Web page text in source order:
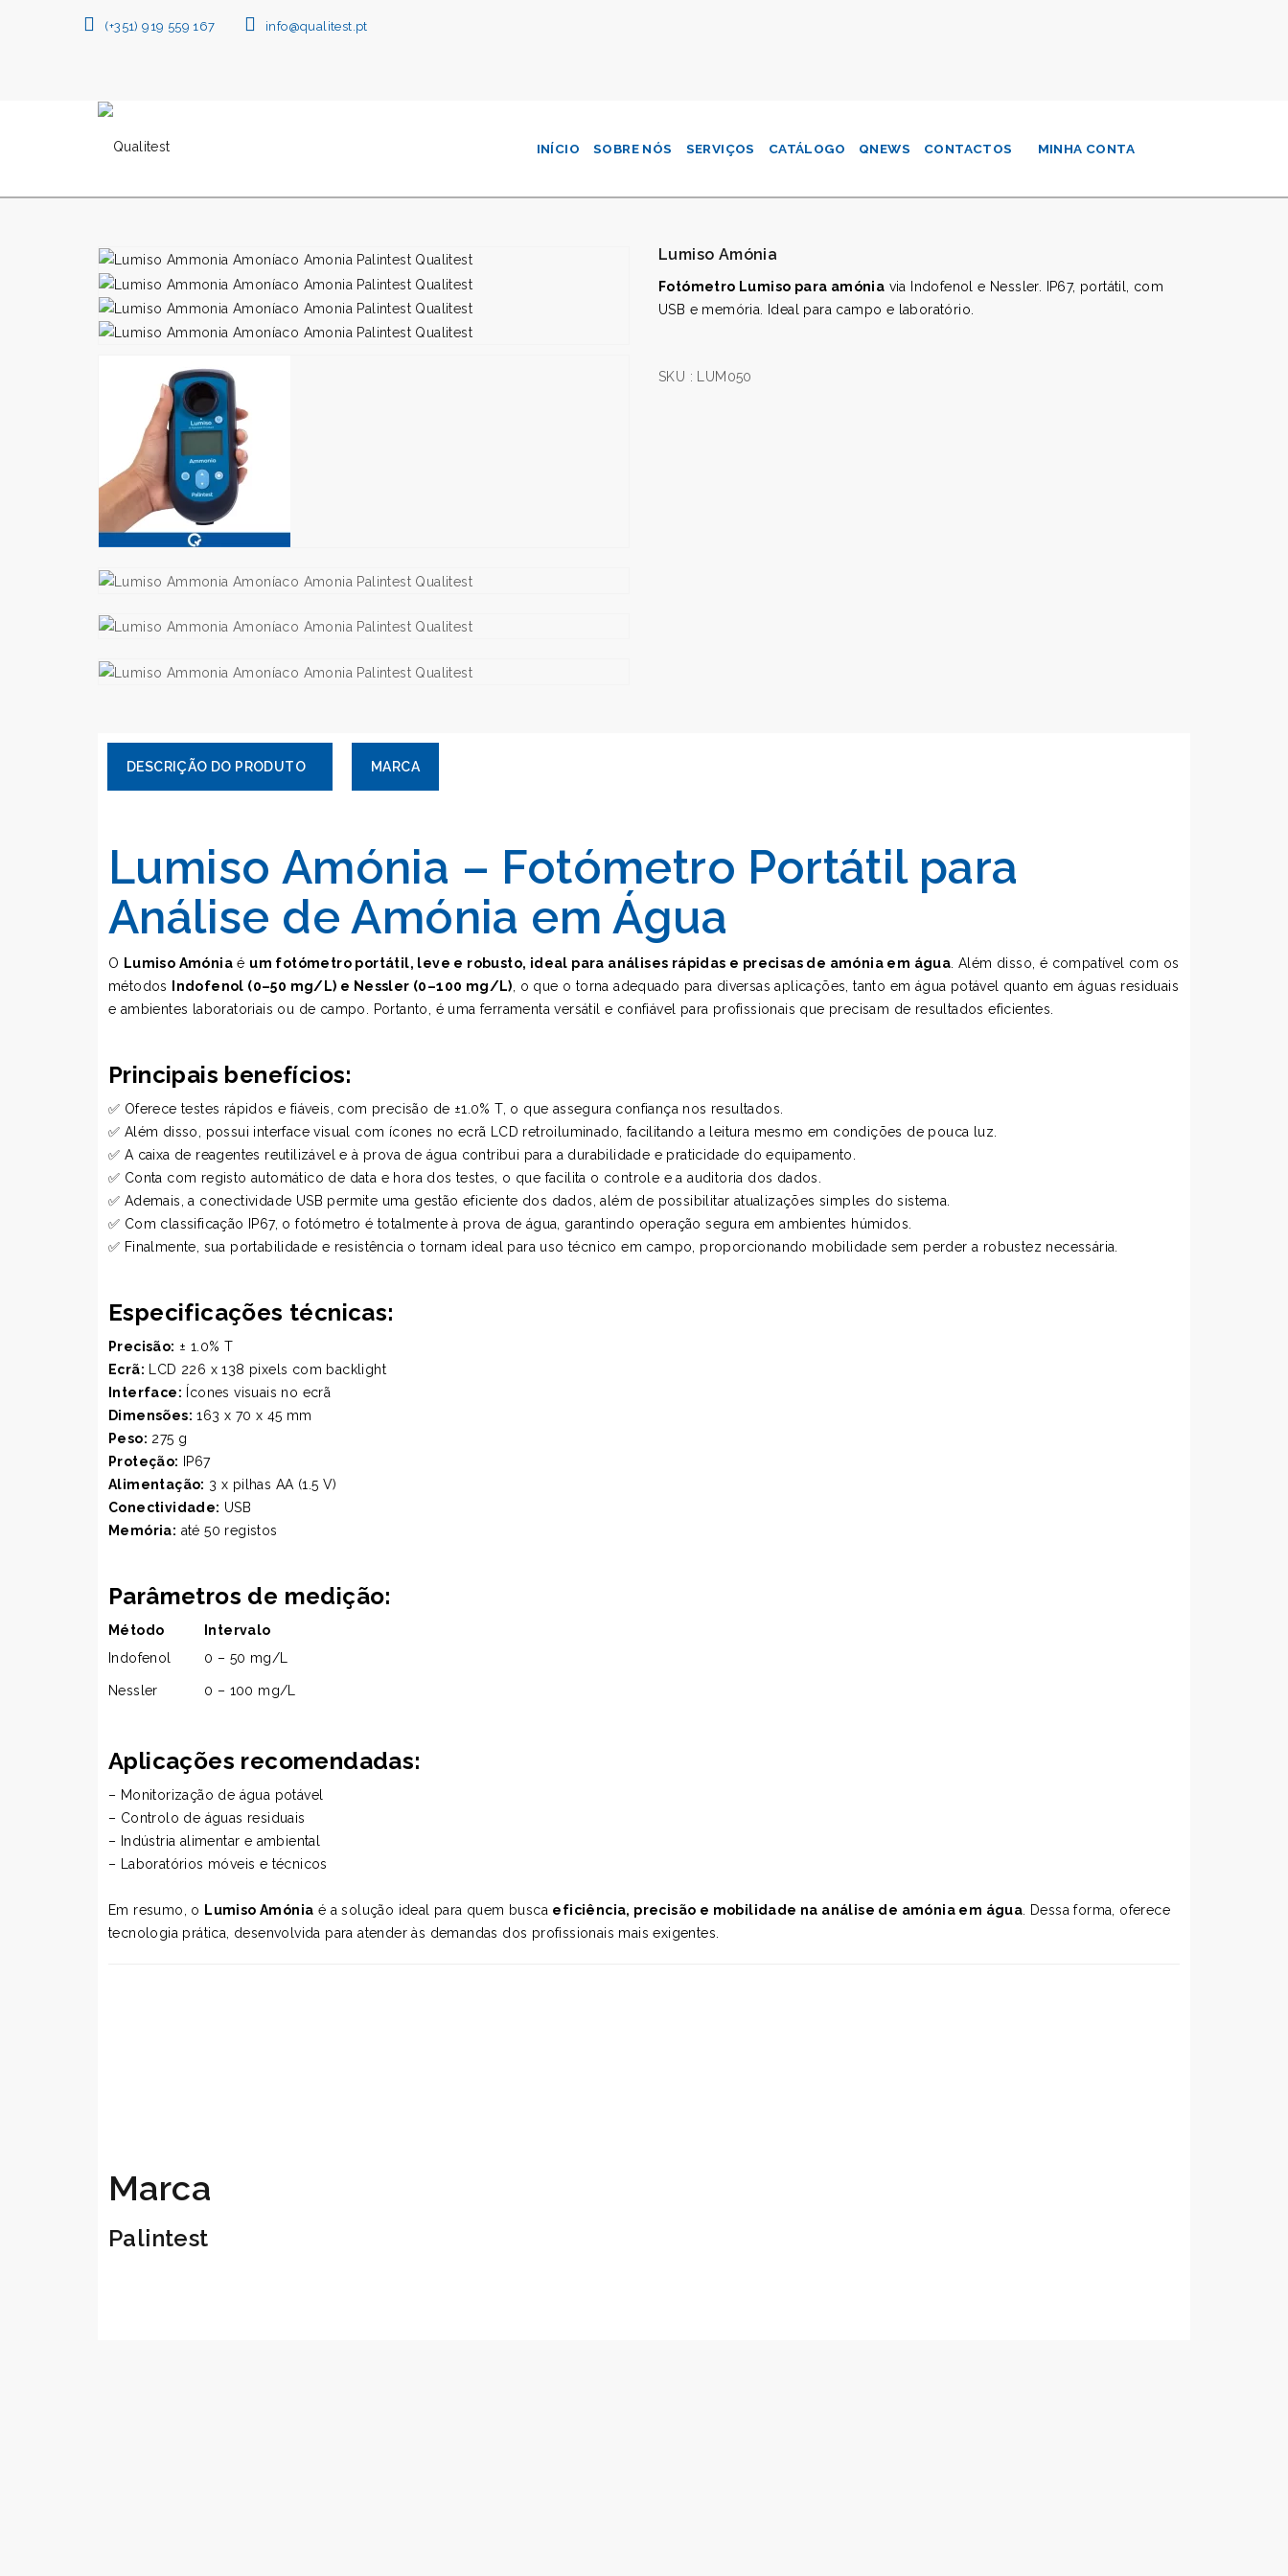
(+351) 919 559 167 info@qualitest.pt
INÍCIO SOBRE NÓS SERVIÇOS CATÁLOGO QNEWS CONTACTOS MINHA CONTA
Lumiso Amónia
Fotómetro Lumiso para amónia via Indofenol e Nessler. IP67, portátil, com
USB e memória. Ideal para campo e laboratório.
SKU : LUM050
MARCA
Lumiso Amónia – Fotómetro Portátil para
Análise de Amónia em Água
O Lumiso Amónia é um fotómetro portátil, leve e robusto, ideal para análises rápidas e precisas de amónia em água . Além disso, é compatível com os
métodos Indofenol (0–50 mg/L) e Nessler (0–100 mg/L) , o que o torna adequado para diversas aplicações, tanto em água potável quanto em águas residuais
e ambientes laboratoriais ou de campo. Portanto, é uma ferramenta versátil e confiável para profissionais que precisam de resultados eficientes.
Principais benefícios:
✅ Oferece testes rápidos e fiáveis, com precisão de ±1.0% T, o que assegura confiança nos resultados.
✅ Além disso, possui interface visual com ícones no ecrã LCD retroiluminado, facilitando a leitura mesmo em condições de pouca luz.
✅ A caixa de reagentes reutilizável e à prova de água contribui para a durabilidade e praticidade do equipamento.
✅ Conta com registo automático de data e hora dos testes, o que facilita o controle e a auditoria dos dados.
✅ Ademais, a conectividade USB permite uma gestão eficiente dos dados, além de possibilitar atualizações simples do sistema.
✅ Com classificação IP67, o fotómetro é totalmente à prova de água, garantindo operação segura em ambientes húmidos.
✅ Finalmente, sua portabilidade e resistência o tornam ideal para uso técnico em campo, proporcionando mobilidade sem perder a robustez necessária.
Especificações técnicas:
Precisão: ± 1.0% T
Ecrã: LCD 226 x 138 pixels com backlight
Interface: Ícones visuais no ecrã
Dimensões: 163 x 70 x 45 mm
Peso: 275 g
Proteção: IP67
Alimentação: 3 x pilhas AA (1.5 V)
Conectividade: USB
Memória: até 50 registos
Parâmetros de medição:
Método
Intervalo
Indofenol
0 – 50 mg/L
Nessler 0 – 100 mg/L
Aplicações recomendadas:
– Monitorização de água potável
– Controlo de águas residuais
– Indústria alimentar e ambiental
– Laboratórios móveis e técnicos
Em resumo, o Lumiso Amónia é a solução ideal para quem busca eficiência, precisão e mobilidade na análise de amónia em água . Dessa forma, oferece
tecnologia prática, desenvolvida para atender às demandas dos profissionais mais exigentes.
Marca
Palintest